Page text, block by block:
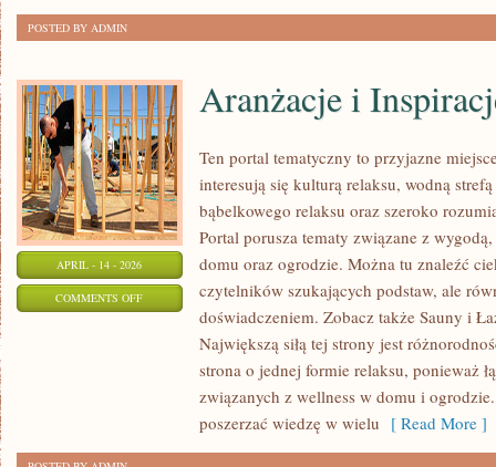
POSTED BY ADMIN
APRIL - 14 - 2026
COMMENTS OFFON
ARANŻACJE
INSPIRACJE
Aranżacje i
Ten portal tematyczny to przyjazne
interesują się kulturą relaksu, wodną
bąbelkowego relaksu oraz szeroko
Portal porusza tematy związane z
domu oraz ogrodzie. Można tu znaleźć
czytelników szukających podstaw, ale
doświadczeniem. Zobacz także Sauny i
Największą siłą tej strony jest
strona o jednej formie relaksu, ponieważ
związanych z wellness w domu i
poszerzać wiedzę w wielu [ Read More ]